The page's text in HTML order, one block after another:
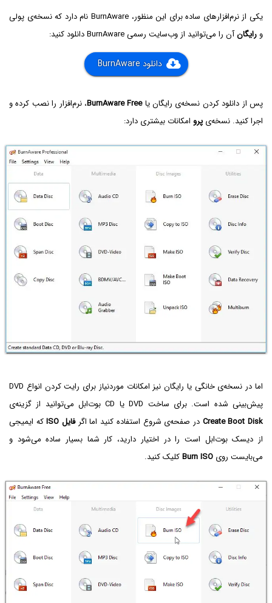
یکی از نرم‌افزارهای ساده برای این منظور، BurnAware نام دارد که نسخه‌ی پولی
و رایگانآن را می‌توانید از وب‌سایت رسمی BurnAware دانلود کنید:
دانلود BurnAware
پس از دانلود کردن نسخه‌ی رایگان یاBurnAware Free، نرم‌افزار را نصب کرده و
اجرا کنید. نسخه‌ی پرو امکانات بیشتری دارد:
اما در نسخه‌ی خانگی یا رایگان نیز امکانات موردنیاز برای رایت کردن انواع DVD
پیش‌بینی شده است. برای ساخت DVD‌ یا CD بوت‌ابل می‌توانید از گزینه‌ی
Create Boot Disk در صفحه‌ی شروع استفاده کنید اما اگرفایل ISO
که ایمیجی
از دیسک بوت‌ابل است را در اختیار دارید، کار شما بسیار ساده می‌شود و
می‌بایست روی Burn ISOکلیک کنید.